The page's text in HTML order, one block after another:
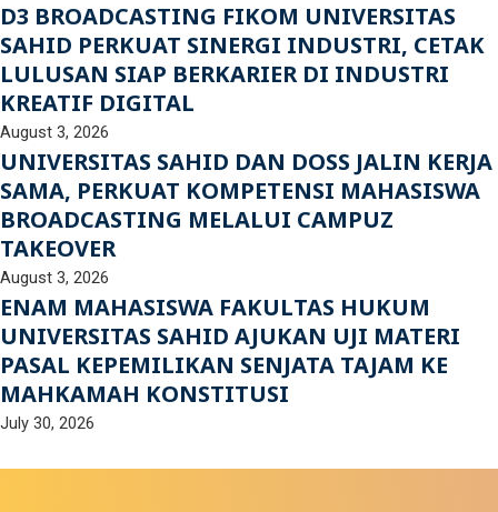
D3 BROADCASTING FIKOM UNIVERSITAS
SAHID PERKUAT SINERGI INDUSTRI, CETAK
LULUSAN SIAP BERKARIER DI INDUSTRI
KREATIF DIGITAL
August 3, 2026
UNIVERSITAS SAHID DAN DOSS JALIN KERJA
SAMA, PERKUAT KOMPETENSI MAHASISWA
BROADCASTING MELALUI CAMPUZ
TAKEOVER
August 3, 2026
ENAM MAHASISWA FAKULTAS HUKUM
UNIVERSITAS SAHID AJUKAN UJI MATERI
PASAL KEPEMILIKAN SENJATA TAJAM KE
MAHKAMAH KONSTITUSI
July 30, 2026